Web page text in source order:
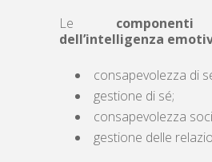
Le
dell’intelligenza
consapevolezza di
gestione di sé;
consapevolezza
gestione delle